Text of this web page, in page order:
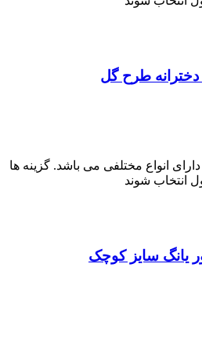
انواع مختلفی می باشد. گزینه ها
شوند